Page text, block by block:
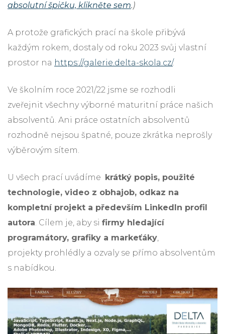
absolutní špičku, klikněte sem.)
A protože grafických prací na škole přibývá
každým rokem, dostaly od roku 2023 svůj vlastní
prostor na https://galerie.delta-skola.cz/.
Ve školním roce 2021/22 jsme se rozhodli
zveřejnit všechny výborné maturitní práce našich
absolventů. Ani práce ostatních absolventů
rozhodně nejsou špatné, pouze zkrátka neprošly
výběrovým sítem.
U všech prací uvádíme krátký popis, použité
technologie, video z obhajob, odkaz na
kompletní projekt a především LinkedIn profil
autora. Cílem je, aby si firmy hledající
programátory, grafiky a markeťáky,
projekty prohlédly a ozvaly se přímo absolventům
s nabídkou.